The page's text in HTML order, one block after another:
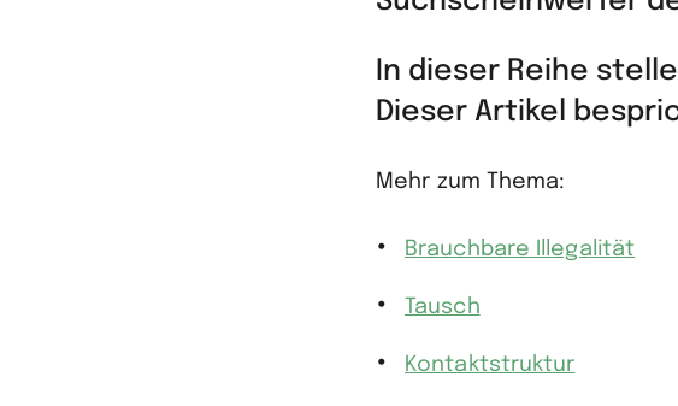
In dieser Reihe
Dieser Artikel
Mehr zum Thema:
Brauchbare Illegalität
Tausch
Kontaktstruktur